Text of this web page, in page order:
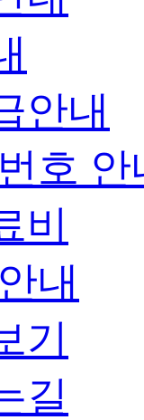
안내
호 안
비
내
기
길